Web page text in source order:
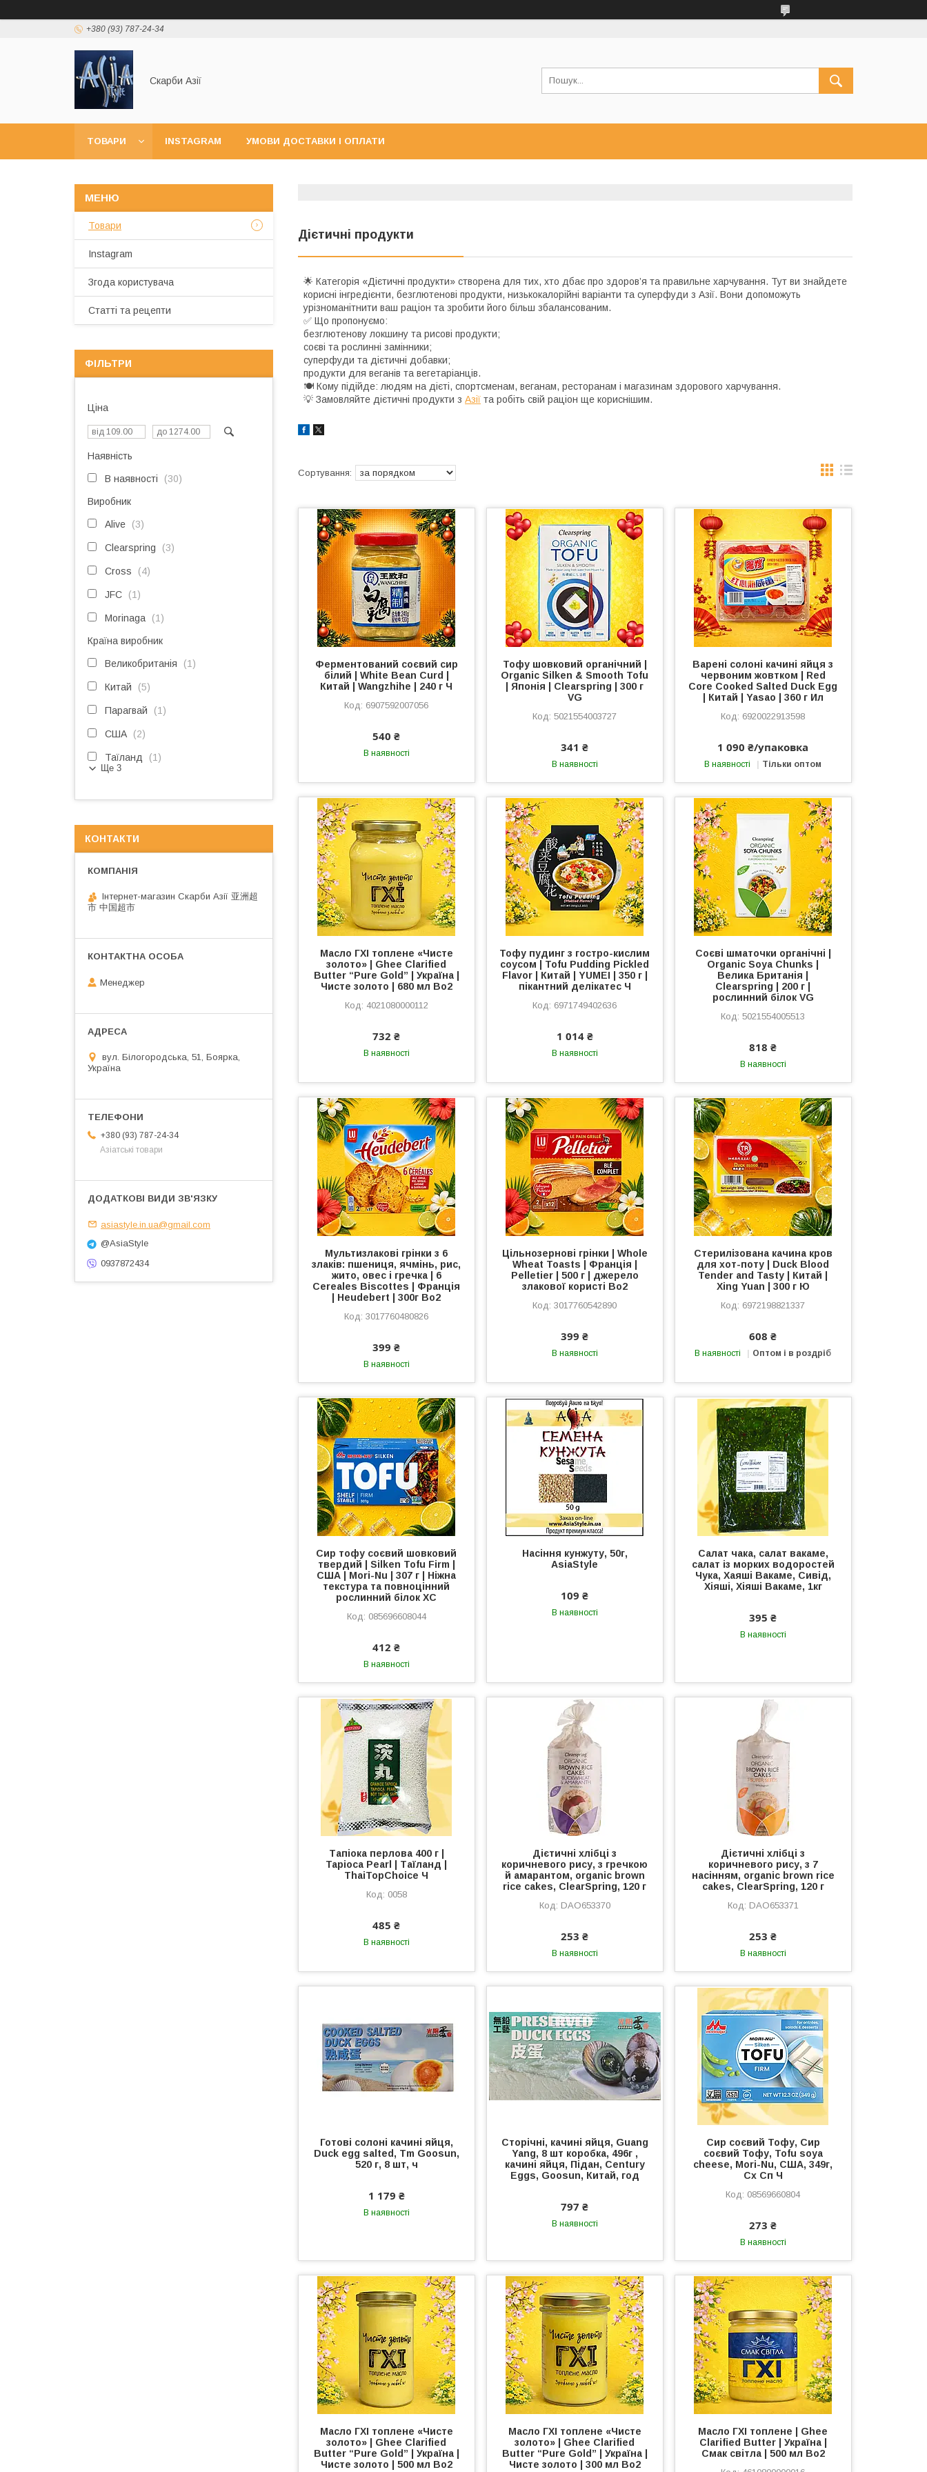
+380 (93) 787-24-34
Скарби Азії
ТОВАРИ INSTAGRAM УМОВИ ДОСТАВКИ І ОПЛАТИ
Дієтичні продукти
🌟 Категорія «Дієтичні продукти» створена для тих, хто дбає про здоров’я та правильне харчування. Тут ви знайдете
корисні інгредієнти, безглютенові продукти, низькокалорійні варіанти та суперфуди з Азії. Вони допоможуть
урізноманітнити ваш раціон та зробити його більш збалансованим.
✅ Що пропонуємо:
безглютенову локшину та рисові продукти;
соєві та рослинні замінники;
суперфуди та дієтичні добавки;
продукти для веганів та вегетаріанців.
🍽 Кому підійде: людям на дієті, спортсменам, веганам, ресторанам і магазинам здорового харчування.
💡 Замовляйте дієтичні продукти з Азії та робіть свій раціон ще кориснішим.
Ферментований соєвий сир
білий | White Bean Curd |
Китай | Wangzhihe | 240 г Ч
6907592007056
540 ₴
В наявності
Тофу шовковий органічний |
Organic Silken & Smooth Tofu
| Японія | Clearspring | 300 г
VG
5021554003727
341 ₴
В наявності
Варені солоні качині яйця з
червоним жовтком | Red
Core Cooked Salted Duck Egg
| Китай | Yasao | 360 г Ил
6920022913598
1 090 ₴/упаковка
В наявності Тільки оптом
Масло ГХІ топлене «Чисте
золото» | Ghee Clarified
Butter “Pure Gold” | Україна |
Чисте золото | 680 мл Во2
4021080000112
732 ₴
В наявності
Тофу пудинг з гостро-кислим
соусом | Tofu Pudding Pickled
Flavor | Китай | YUMEI | 350 г |
пікантний делікатес Ч
6971749402636
1 014 ₴
В наявності
Соєві шматочки органічні |
Organic Soya Chunks |
Велика Британія |
Clearspring | 200 г |
рослинний білок VG
5021554005513
818 ₴
В наявності
Мультизлакові грінки з 6
злаків: пшениця, ячмінь, рис,
жито, овес і гречка | 6
Cereales Biscottes | Франція
| Heudebert | 300г Во2
3017760480826
399 ₴
В наявності
Цільнозернові грінки | Whole
Wheat Toasts | Франція |
Pelletier | 500 г | джерело
злакової користі Во2
3017760542890
399 ₴
В наявності
Стерилізована качина кров
для хот-поту | Duck Blood
Tender and Tasty | Китай |
Xing Yuan | 300 г Ю
6972198821337
608 ₴
В наявності Оптом і в роздріб
Сир тофу соєвий шовковий
твердий | Silken Tofu Firm |
США | Mori-Nu | 307 г | Ніжна
текстура та повноцінний
рослинний білок XC
085696608044
412 ₴
В наявності
Насіння кунжуту, 50г,
AsiaStyle
109 ₴
В наявності
Салат чака, салат вакаме,
салат із морких водоростей
Чука, Хаяші Вакаме, Сивід,
Хіяші, Хіяші Вакаме, 1кг
395 ₴
В наявності
Тапіока перлова 400 г |
Tapioca Pearl | Таїланд |
ThaiTopChoice Ч
0058
485 ₴
В наявності
Дієтичні хлібці з
коричневого рису, з гречкою
й амарантом, organic brown
rice cakes, ClearSpring, 120 г
DAO653370
253 ₴
В наявності
Дієтичні хлібці з
коричневого рису, з 7
насінням, organic brown rice
cakes, ClearSpring, 120 г
DAO653371
253 ₴
В наявності
Готові солоні качині яйця,
Duck egg salted, Tm Goosun,
520 г, 8 шт, ч
1 179 ₴
В наявності
Сторічні, качині яйця, Guang
Yang, 8 шт коробка, 496г ,
качині яйця, Підан, Century
Eggs, Goosun, Китай, год
797 ₴
В наявності
Сир соєвий Тофу, Сир
соєвий Тофу, Tofu soya
cheese, Mori-Nu, США, 349г,
Сх Сп Ч
08569660804
273 ₴
В наявності
Масло ГХІ топлене «Чисте
золото» | Ghee Clarified
Butter “Pure Gold” | Україна |
Чисте золото | 500 мл Во2
Масло ГХІ топлене «Чисте
золото» | Ghee Clarified
Butter “Pure Gold” | Україна |
Чисте золото | 300 мл Во2
Масло ГХІ топлене | Ghee
Clarified Butter | Україна |
Смак світла | 500 мл Во2
Товари
Instagram
Згода користувача
Статті та рецепти
ФІЛЬТРИ
Ціна
Наявність
В наявності 30
Виробник
Alive 3
Clearspring 3
Cross 4
JFC 1
Morinaga 1
Країна виробник
Великобританія 1
Китай 5
Парагвай 1
США 2
Таїланд 1
Ще 3
КОНТАКТИ
Інтернет-магазин Скарби Азії 亚洲超
市 中国超市
Менеджер
вул. Білогородська, 51, Боярка,
Україна
+380 (93) 787-24-34
Азіатські товари
asiastyle.in.ua@gmail.com
@AsiaStyle
0937872434